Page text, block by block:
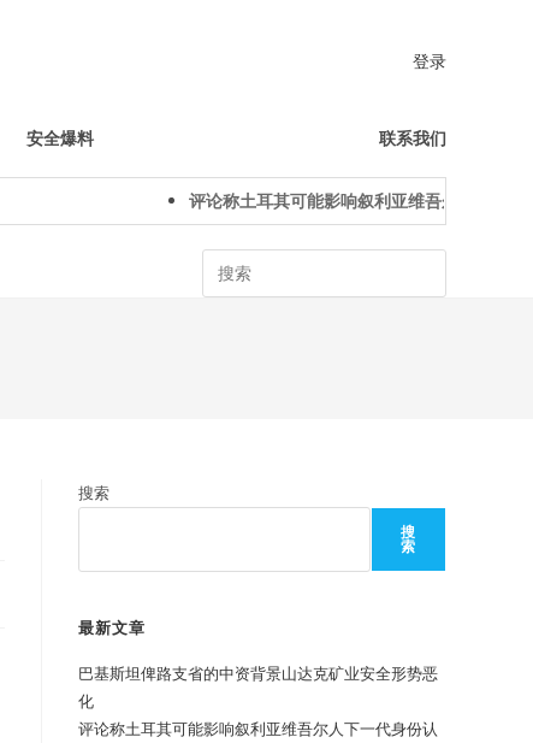
登录
安全爆料 联系我们
评论称土耳其可能影响叙利亚维吾尔人下一代身
Search
搜索
搜
索
最新文章
巴基斯坦俾路支省的中资背景山达克矿业安全形势恶
化
评论称土耳其可能影响叙利亚维吾尔人下一代身份认